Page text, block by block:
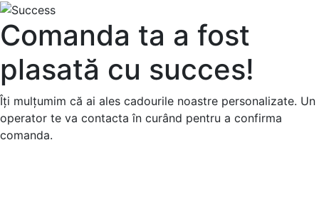
Comanda ta a fost
plasată cu succes!
Îți mulțumim că ai ales cadourile noastre personalizate. Un
operator te va contacta în curând pentru a confirma
comanda.